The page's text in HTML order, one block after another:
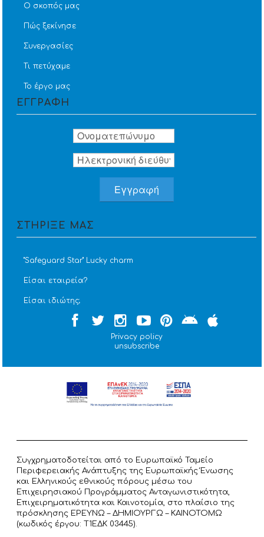
Ο σκοπός μας
Πώς ξεκίνησε
Συνεργασίες
Τι πετύχαμε
Το έργο μας
ΕΓΓΡΑΦΗ
ΣΤΗΡΙΞΕ ΜΑΣ
''Safeguard Star'' Lucky charm
Είσαι εταιρεία?
Είσαι ιδιώτης;
Privacy policy
unsubscribe
Συγχρηματοδοτείται από το Ευρωπαϊκό Ταμείο
Περιφερειακής Ανάπτυξης της Ευρωπαϊκής Ένωσης
και Ελληνικούς εθνικούς πόρους μέσω του
Επιχειρησιακού Προγράμματος Ανταγωνιστικότητα,
Επιχειρηματικότητα και Καινοτομία, στο πλαίσιο της
πρόσκλησης ΕΡΕΥΝΩ – ΔΗΜΙΟΥΡΓΩ – ΚΑΙΝΟΤΟΜΩ
(κωδικός έργου: T1ΕΔΚ 03445).